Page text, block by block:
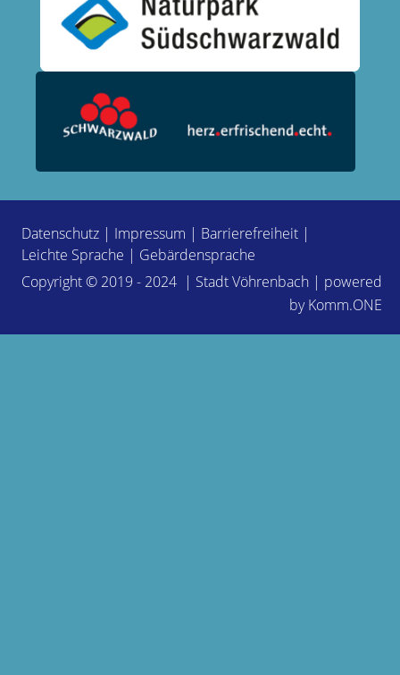
Datenschutz | Impressum | Barrierefreiheit |
Leichte Sprache | Gebärdensprache
Copyright © 2019 - 2024 | Stadt Vöhrenbach | powered
byKomm.ONE